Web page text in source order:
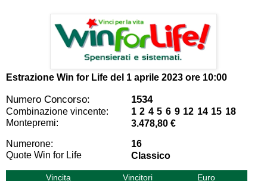
Estrazione Win for Life del 1 aprile 2023 ore 10:00
Numero Concorso: 1534
Combinazione vincente:
1 2 4 5 6 9 12 14 15 18
Montepremi:
3.478,80 €
Numerone:
16
Quote Win for Life
Classico
Vincita Vincitori
Euro